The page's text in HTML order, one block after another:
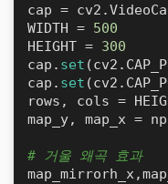
cap =
WIDTH = 500
HEIGHT = 300
cap. set
cap. set
rows, cols =
map_y, map_x =
# 거울 왜곡 효과